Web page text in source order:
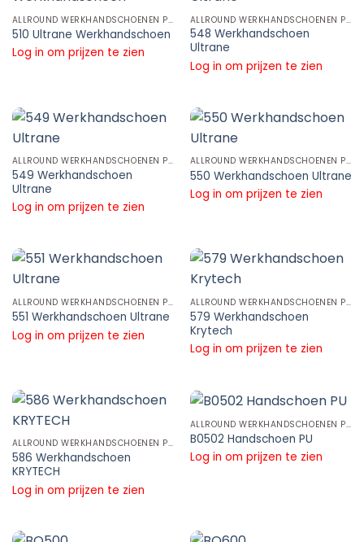
ALLROUND WERKHANDSCHOENEN PU WERKHANDSCHOENEN
510 Ultrane Werkhandschoen
Log in om prijzen te zien
ALLROUND WERKHANDSCHOENEN PU WERKHANDSCHOENEN
548 Werkhandschoen
Ultrane
Log in om prijzen te zien
ALLROUND WERKHANDSCHOENEN PU WERKHANDSCHOENEN
549 Werkhandschoen
Ultrane
Log in om prijzen te zien
ALLROUND WERKHANDSCHOENEN PU WERKHANDSCHOENEN
550 Werkhandschoen Ultrane
Log in om prijzen te zien
ALLROUND WERKHANDSCHOENEN PU WERKHANDSCHOENEN
551 Werkhandschoen Ultrane
Log in om prijzen te zien
ALLROUND WERKHANDSCHOENEN PU WERKHANDSCHOENEN
579 Werkhandschoen
Krytech
Log in om prijzen te zien
ALLROUND WERKHANDSCHOENEN PU WERKHANDSCHOENEN
586 Werkhandschoen
KRYTECH
Log in om prijzen te zien
ALLROUND WERKHANDSCHOENEN PU WERKHANDSCHOENEN
B0502 Handschoen PU
Log in om prijzen te zien